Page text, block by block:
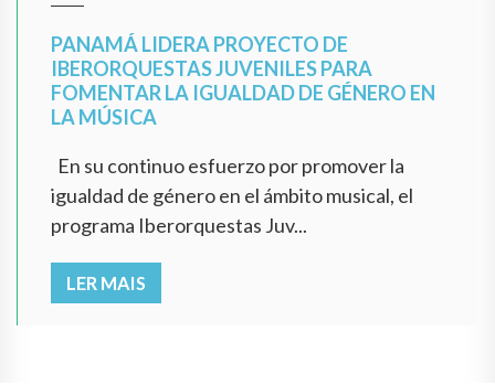
PANAMÁ LIDERA PROYECTO DE
IBERORQUESTAS JUVENILES PARA
FOMENTAR LA IGUALDAD DE GÉNERO EN
LA MÚSICA
En su continuo esfuerzo por promover la
igualdad de género en el ámbito musical, el
programa Iberorquestas Juv...
LER MAIS